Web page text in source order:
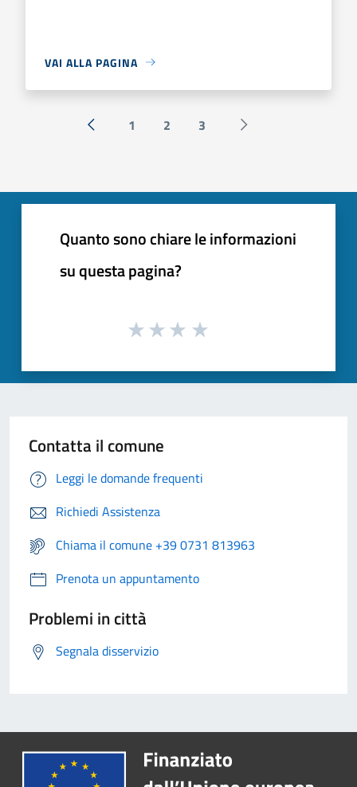
VAI ALLA PAGINA
« Precedente
1 2 3 Successiva »
Quanto sono chiare le informazioni
su questa pagina?
Contatta il comune
Leggi le domande frequenti
Richiedi Assistenza
Chiama il comune +39 0731 813963
Prenota un appuntamento
Problemi in città
Segnala disservizio